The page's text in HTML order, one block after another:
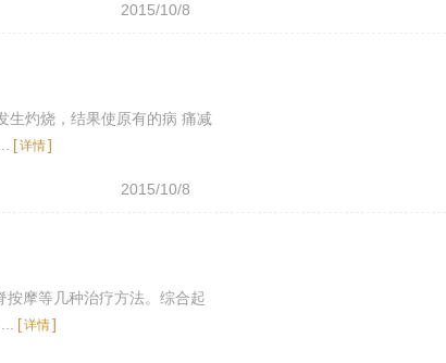
2015/10/8
生灼烧，结果使原有的病 痛减
[详情]
2015/10/8
摩等几种治疗方法。综合起
[详情]